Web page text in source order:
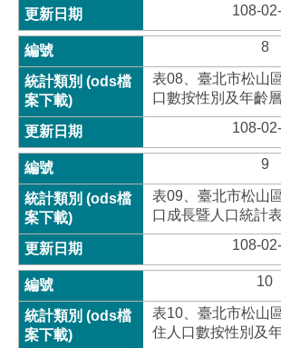
108-
8
表08、臺北市松山
口數按性別及年齡
108-
9
表09、臺北市松山
口成長暨人口統計表
108-
10
表10、臺北市松山
住人口數按性別及